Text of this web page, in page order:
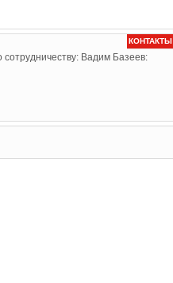
КОНТАКТЫ
Вадим Базеев: